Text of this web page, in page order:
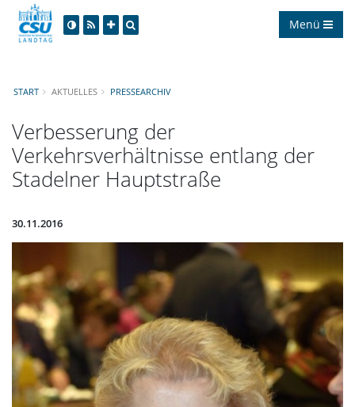
Menü
START AKTUELLES PRESSEARCHIV
Verbesserung der
Verkehrsverhältnisse entlang der
Stadelner Hauptstraße
30.11.2016